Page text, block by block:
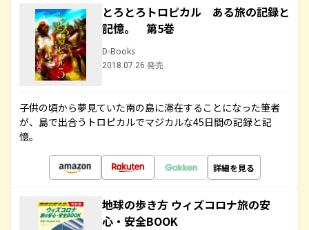
とろとろトロピカル ある旅の記録と
記憶。 第5巻
D-Books
2018.07.26 発売
子供の頃から夢見ていた南の島に滞在することになった筆者
が、島で出合うトロピカルでマジカルな45日間の記録と記
憶。
詳細を見る
地球の歩き方 ウィズコロナ旅の安
心・安全BOOK